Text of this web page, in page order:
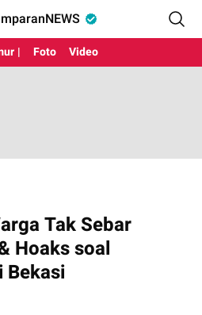
| Foto Video
Tak Sebar
Hoaks soal
Bekasi